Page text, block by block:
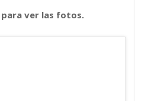
para ver las fotos.